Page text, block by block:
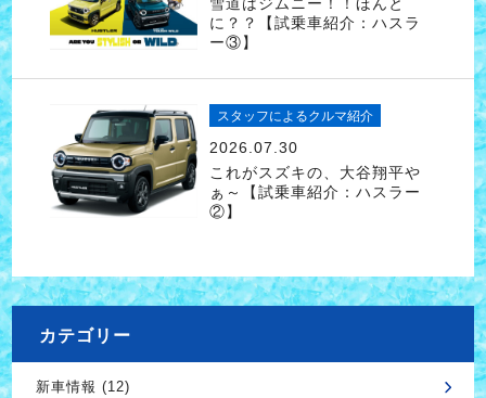
雪道はジムニー！！ほんと
に？？【試乗車紹介：ハスラ
ー③】
スタッフによるクルマ紹介
2026.07.30
これがスズキの、大谷翔平や
ぁ～【試乗車紹介：ハスラー
②】
カテゴリー
新車情報 (12)